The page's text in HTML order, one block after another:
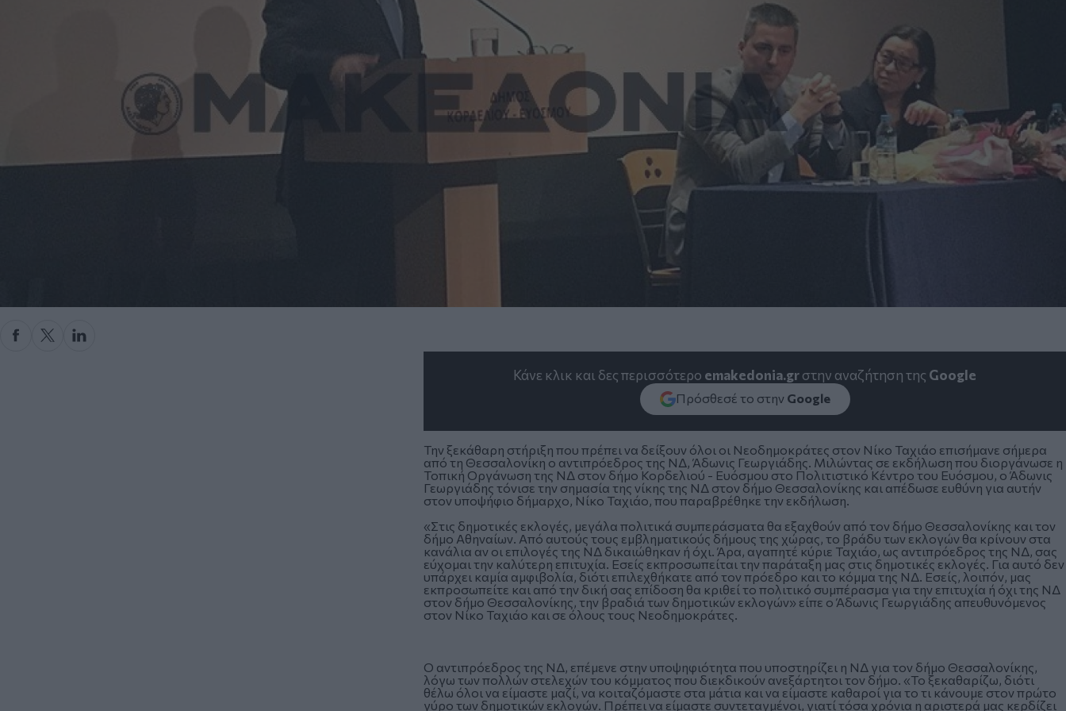
Κάνε κλικ και δες περισσότερο emakedonia.grστην αναζήτηση της Google
Πρόσθεσέ το στην Google
Την ξεκάθαρη στήριξη που πρέπει να δείξουν όλοι οι Νεοδημοκράτες στον Νίκο Ταχιάο επισήμανε σήμερα
από τη Θεσσαλονίκη ο αντιπρόεδρος της ΝΔ, Άδωνις Γεωργιάδης. Μιλώντας σε εκδήλωση που διοργάνωσε η
Τοπική Οργάνωση της ΝΔ στον δήμο Κορδελιού - Ευόσμου στο Πολιτιστικό Κέντρο του Ευόσμου, ο Άδωνις
Γεωργιάδης τόνισε την σημασία της νίκης της ΝΔ στον δήμο Θεσσαλονίκης και απέδωσε ευθύνη για αυτήν
στον υποψήφιο δήμαρχο, Νίκο Ταχιάο, που παραβρέθηκε την εκδήλωση.
«Στις δημοτικές εκλογές, μεγάλα πολιτικά συμπεράσματα θα εξαχθούν από τον δήμο Θεσσαλονίκης και τον
δήμο Αθηναίων. Από αυτούς τους εμβληματικούς δήμους της χώρας, το βράδυ των εκλογών θα κρίνουν στα
κανάλια αν οι επιλογές της ΝΔ δικαιώθηκαν ή όχι. Άρα, αγαπητέ κύριε Ταχιάο, ως αντιπρόεδρος της ΝΔ, σας
εύχομαι την καλύτερη επιτυχία. Εσείς εκπροσωπείται την παράταξη μας στις δημοτικές εκλογές. Για αυτό δεν
υπάρχει καμία αμφιβολία, διότι επιλεχθήκατε από τον πρόεδρο και το κόμμα της ΝΔ. Εσείς, λοιπόν, μας
εκπροσωπείτε και από την δική σας επίδοση θα κριθεί το πολιτικό συμπέρασμα για την επιτυχία ή όχι της ΝΔ
στον δήμο Θεσσαλονίκης, την βραδιά των δημοτικών εκλογών» είπε ο Άδωνις Γεωργιάδης απευθυνόμενος
στον Νίκο Ταχιάο και σε όλους τους Νεοδημοκράτες.
Ο αντιπρόεδρος της ΝΔ, επέμενε στην υποψηφιότητα που υποστηρίζει η ΝΔ για τον δήμο Θεσσαλονίκης,
λόγω των πολλών στελεχών του κόμματος που διεκδικούν ανεξάρτητοι τον δήμο. «Το ξεκαθαρίζω, διότι
θέλω όλοι να είμαστε μαζί, να κοιταζόμαστε στα μάτια και να είμαστε καθαροί για το τι κάνουμε στον πρώτο
γύρο των δημοτικών εκλογών. Πρέπει να είμαστε συντεταγμένοι, γιατί τόσα χρόνια η αριστερά μας κερδίζει